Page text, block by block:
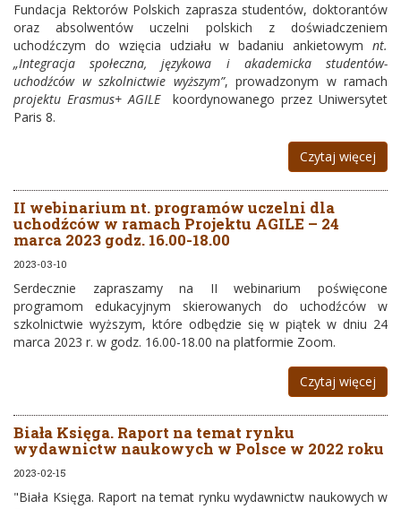
Fundacja Rektorów Polskich zaprasza studentów, doktorantów
oraz absolwentów uczelni polskich z doświadczeniem
uchodźczym do wzięcia udziału w badaniu ankietowym nt.
„Integracja społeczna, językowa i akademicka studentów-
uchodźców w szkolnictwie wyższym”, prowadzonym w ramach
projektu Erasmus+ AGILE koordynowanego przez Uniwersytet
Paris 8.
Czytaj więcej
II webinarium nt. programów uczelni dla
uchodźców w ramach Projektu AGILE – 24
marca 2023 godz. 16.00-18.00
2023-03-10
Serdecznie zapraszamy na II webinariumpoświęcone
programom edukacyjnym skierowanych do uchodźców w
szkolnictwie wyższym, które odbędzie się wpiątek wdniu 24
marca 2023 r. w godz. 16.00-18.00 na platformie Zoom.
Czytaj więcej
Biała Księga. Raport na temat rynku
wydawnictw naukowych w Polsce w 2022 roku
2023-02-15
"Biała Księga. Raport na temat rynku wydawnictw naukowych w